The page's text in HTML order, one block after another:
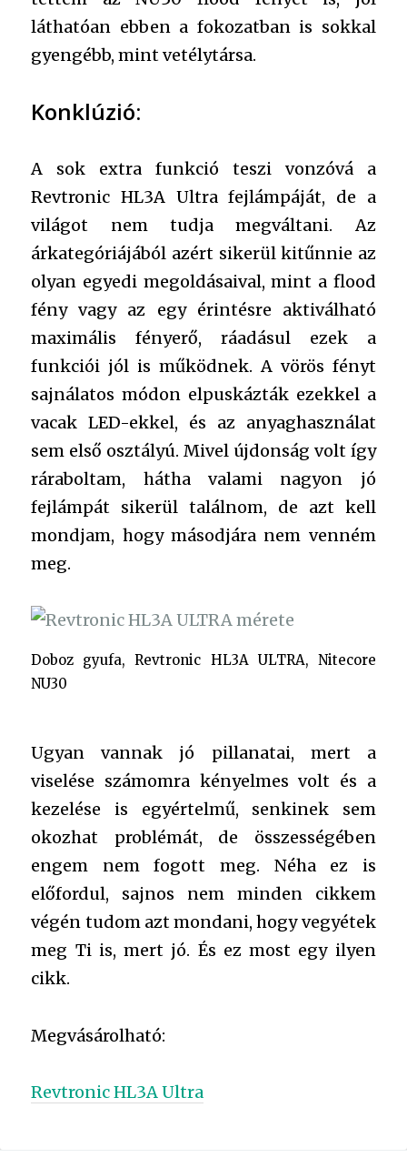
láthatóan ebben a fokozatban is sokkal
gyengébb, mint vetélytársa.
Konklúzió:
A sok extra funkció teszi vonzóvá a
Revtronic HL3A Ultra fejlámpáját, de a
világot nem tudja megváltani. Az
árkategóriájából azért sikerül kitűnnie az
olyan egyedi megoldásaival, mint a flood
fény vagy az egy érintésre aktiválható
maximális fényerő, ráadásul ezek a
funkciói jól is működnek. A vörös fényt
sajnálatos módon elpuskázták ezekkel a
vacak LED-ekkel, és az anyaghasználat
sem első osztályú. Mivel újdonság volt így
ráraboltam, hátha valami nagyon jó
fejlámpát sikerül találnom, de azt kell
mondjam, hogy másodjára nem venném
meg.
Doboz gyufa, Revtronic HL3A ULTRA, Nitecore
NU30
Ugyan vannak jó pillanatai, mert a
viselése számomra kényelmes volt és a
kezelése is egyértelmű, senkinek sem
okozhat problémát, de összességében
engem nem fogott meg. Néha ez is
előfordul, sajnos nem minden cikkem
végén tudom azt mondani, hogy vegyétek
meg Ti is, mert jó. És ez most egy ilyen
cikk.
Megvásárolható:
Revtronic HL3A Ultra